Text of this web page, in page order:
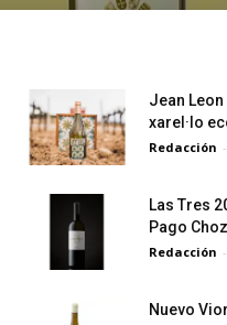
Jean
xarel·lo
Redacción -
Las Tres
Pago
Redacción -
Nuevo